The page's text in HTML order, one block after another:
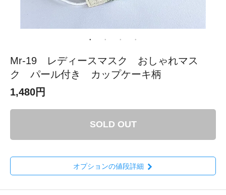
Mr-19 レディースマスク おしゃれマス
ク パール付き カップケーキ柄
1,480円
SOLD OUT
オプションの値段詳細